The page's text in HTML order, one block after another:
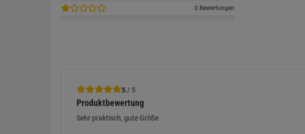
0 Bewertungen
5 / 5
Produktbewertung
Sehr praktisch, gute Größe